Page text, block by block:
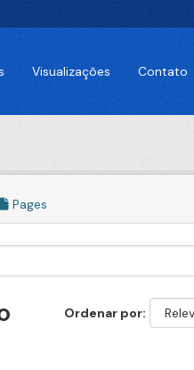
Visualizações Contato
Pages
Ordenar por